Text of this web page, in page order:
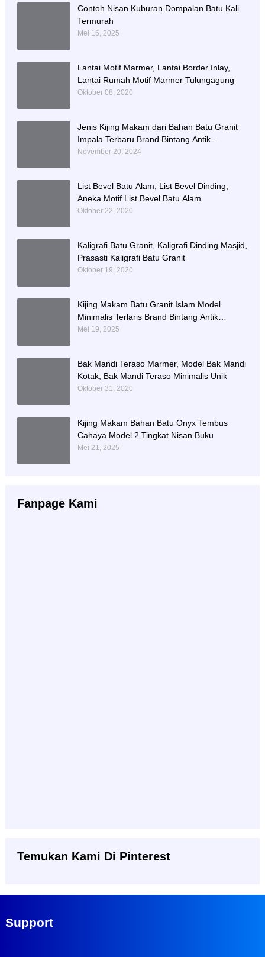
Contoh Nisan Kuburan Dompalan Batu Kali
Termurah
Mei 16, 2025
Lantai Motif Marmer, Lantai Border Inlay,
Lantai Rumah Motif Marmer Tulungagung
Oktober 08, 2020
Jenis Kijing Makam dari Bahan Batu Granit
Impala Terbaru Brand Bintang Antik
Sejahtera
November 20, 2024
List Bevel Batu Alam, List Bevel Dinding,
Aneka Motif List Bevel Batu Alam
Oktober 22, 2020
Kaligrafi Batu Granit, Kaligrafi Dinding Masjid,
Prasasti Kaligrafi Batu Granit
Oktober 19, 2020
Kijing Makam Batu Granit Islam Model
Minimalis Terlaris Brand Bintang Antik
Sejahtera
Mei 19, 2025
Bak Mandi Teraso Marmer, Model Bak Mandi
Kotak, Bak Mandi Teraso Minimalis Unik
Oktober 31, 2020
Kijing Makam Bahan Batu Onyx Tembus
Cahaya Model 2 Tingkat Nisan Buku
Mei 21, 2025
Fanpage Kami
Temukan Kami Di Pinterest
Support